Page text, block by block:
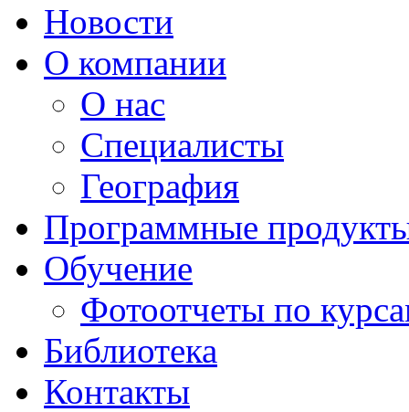
Новости
О компании
О нас
Специалисты
География
Программные
Обучение
Фотоотчеты по
Библиотека
Контакты